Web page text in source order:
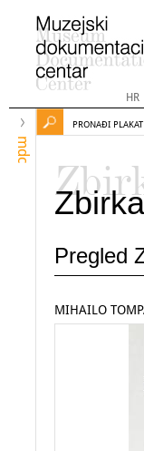
HR|
mdc
PRONAĐI PLAKAT
Pregled
MIHAILO